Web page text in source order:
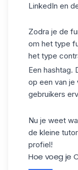
LinkedIn en
Zodra je de
om het type
het type
Een hashtag.
op een van je
gebruikers
Nu je weet
de kleine
profiel!
Hoe voeg je